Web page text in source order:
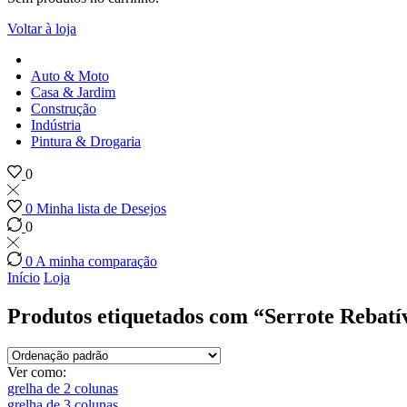
Voltar à loja
Auto & Moto
Casa & Jardim
Construção
Indústria
Pintura & Drogaria
0
0 Minha lista de Desejos
0
0 A minha comparação
Início Loja
Produtos etiquetados com “Serrote
Ver como:
grelha de 2 colunas